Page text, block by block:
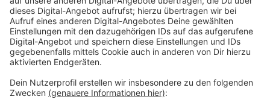
halten, kommt jetzt die Schranke. Im Januar baut die
Autobahngesellschaft die Anlage in Fahrtrichtung
Münster auf.
Anzeige